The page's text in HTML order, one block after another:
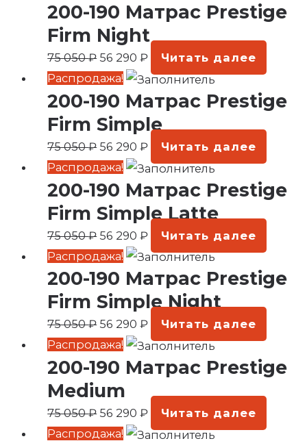
200-190 Матрас Prestige
Firm Night
75 050₽
цена
составляла
75
050 ₽.
56 290₽
цена:
56
290 ₽.
Читать далее
Распродажа!
200-190 Матрас Prestige
Firm Simple
75 050₽
Первоначальная
цена
составляла
75
050 ₽.
56 290₽
Текущая
цена:
56
290 ₽.
Читать далее
Распродажа!
200-190 Матрас Prestige
Firm Simple Latte
75 050₽
Первоначальная
цена
составляла
050 ₽.
56 290₽
Текущая
цена:
56
Читать далее
Распродажа!
200-190 Матрас Prestige
Firm Simple Night
75 050₽
Первоначальная
цена
составляла
75
050 ₽.
56 290₽
Текущая
цена:
56
290 ₽.
Читать далее
Распродажа!
200-190 Матрас Prestige
Medium
75 050₽
Первоначальная
цена
составляла
75
050 ₽.
56 290₽
Текущая
цена:
290 ₽.
Читать далее
Распродажа!Первоначальная
Текущая